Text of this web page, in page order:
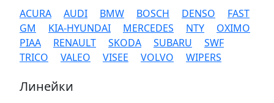
ACURA AUDI BMW BOSCH DENSO
FAST
GM
KIA-HYUNDAI MERCEDES NTY
OXIMO
PIAA
RENAULT SKODA SUBARU
SWF
TRICO
VALEO VISEE VOLVO WIPERS
Линейки